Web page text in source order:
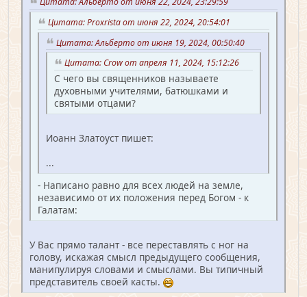
Цитата: Proxrista от июня 22, 2024, 20:54:01
Цитата: Альберто от июня 19, 2024, 00:50:40
Цитата: Crow от апреля 11, 2024, 15:12:26
С чего вы священников называете
духовными учителями, батюшками и
святыми отцами?
Иоанн Златоуст пишет:
...
- Написано равно для всех людей на земле,
независимо от их положения перед Богом - к
Галатам:
У Вас прямо талант - все переставлять с ног на
голову, искажая смысл предыдущего сообщения,
манипулируя словами и смыслами. Вы типичный
представитель своей касты.